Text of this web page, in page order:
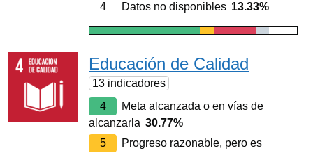
4
Datos no disponibles 13.33%
Educación de Calidad
13 indicadores
4
Meta alcanzada o en vías de
alcanzarla 30.77%
5
Progreso razonable, pero es